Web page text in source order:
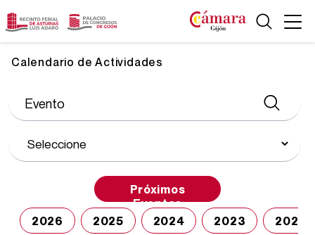
Calendario de Actividades
Próximos
Eventos
2026
2025 2024 2023 2022